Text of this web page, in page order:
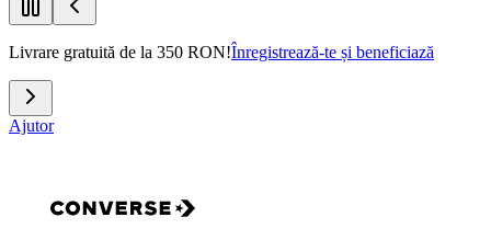
Livrare gratuită de la 350 RON!Înregistrează-te și beneficiază
Ajutor